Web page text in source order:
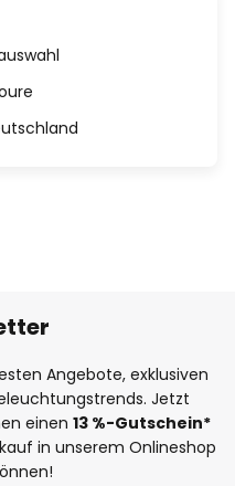
Angebote, exklusiven
Jetzt
einen 13 %-Gutschein*
in unserem Onlineshop